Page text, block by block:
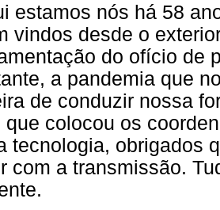
estamos nós há 58
vindos desde o
do ofício de
a pandemia que
de conduzir nossa
que colocou os
tecnologia, obrigados
com a transmissão.